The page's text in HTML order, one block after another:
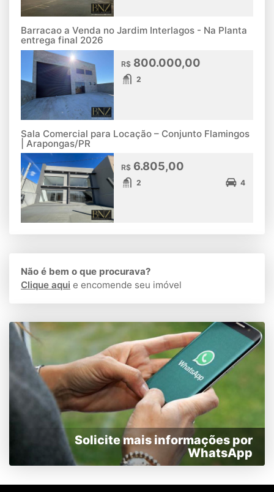
Barracao a Venda no Jardim Interlagos - Na Planta
entrega final 2026
R$ 800.000,00
2
Sala Comercial para Locação – Conjunto Flamingos
| Arapongas/PR
R$ 6.805,00
2 4
Não é bem o que procurava?
Clique aqui e encomende seu imóvel
Solicite mais informações por
WhatsApp